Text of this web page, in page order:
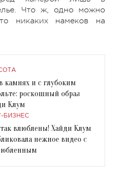
Что ж, одно можно
никаких намеков на
камнях и с глубоким
роскошный образ
Клум
БИЗНЕС
влюблены! Хайди Клум
нежное видео с